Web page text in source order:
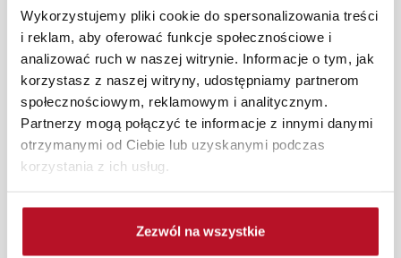
Wykorzystujemy pliki cookie do spersonalizowania treści
i reklam, aby oferować funkcje społecznościowe i
analizować ruch w naszej witrynie. Informacje o tym, jak
korzystasz z naszej witryny, udostępniamy partnerom
społecznościowym, reklamowym i analitycznym.
Partnerzy mogą połączyć te informacje z innymi danymi
otrzymanymi od Ciebie lub uzyskanymi podczas
korzystania z ich usług.
Zezwól na wszystkie
Talerz deserowy Animal o średnicy 19 cm w kolorze
czarnym i białym z motywem panterki to elegancki
dodatek do serwowania deserów i przystawek.
Wykonany z wysokiej jakości porcelany, talerz łączy
wytrzymałość z nowoczesnym designem. Wyrazisty
motyw panterki nadaje talerzowi unikalny charakter,
idealnie pasując do zarówno codziennych, jak i
wyjątkowych okazji.
Każde zmówienie złożone w sklepie stacjonarnym
dostarczymy do 3 dni roboczych na terenie całej Polski.